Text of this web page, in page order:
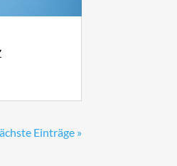
Einträge »